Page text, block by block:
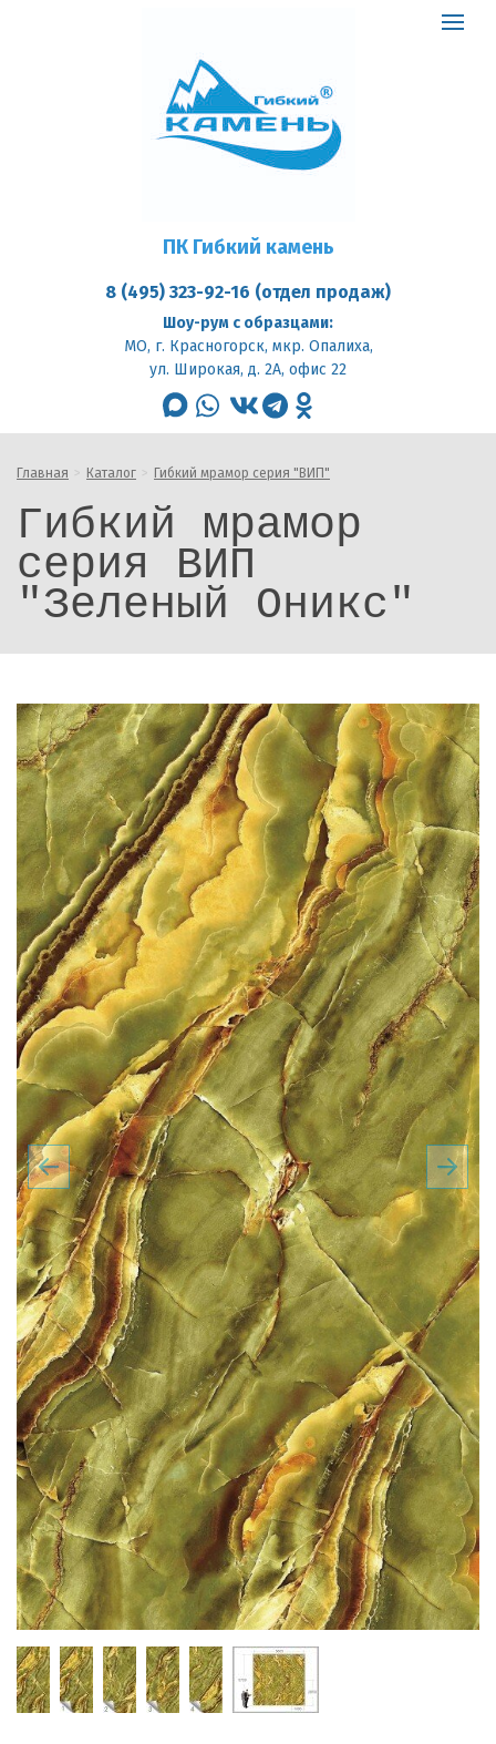
ПК Гибкий камень
8 (495) 323-92-16 (отдел продаж)
Шоу-рум с образцами:
МО, г. Красногорск, мкр. Опалиха,
ул. Широкая, д. 2А, офис 22
max whatsapp
vk telegramodnoklassniki
Toggle
Главная Каталог Гибкий мрамор серия "ВИП"
Гибкий мрамор
серия ВИП
"Зеленый Оникс"